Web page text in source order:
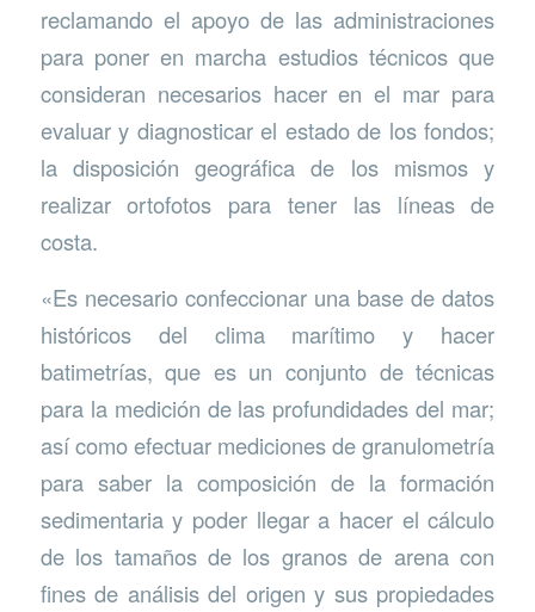
reclamando el apoyo de las administraciones
para poner en marcha estudios técnicos que
consideran necesarios hacer en el mar para
evaluar y diagnosticar el estado de los fondos;
la disposición geográfica de los mismos y
realizar ortofotos para tener las líneas de
costa.
«Es necesario confeccionar una base de datos
históricos del clima marítimo y hacer
batimetrías, que es un conjunto de técnicas
para la medición de las profundidades del mar;
así como efectuar mediciones de granulometría
para saber la composición de la formación
sedimentaria y poder llegar a hacer el cálculo
de los tamaños de los granos de arena con
fines de análisis del origen y sus propiedades